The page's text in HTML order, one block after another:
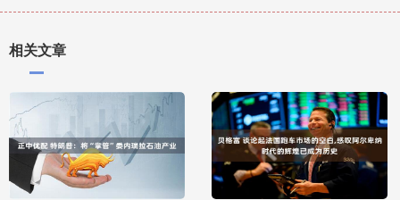
相关文章